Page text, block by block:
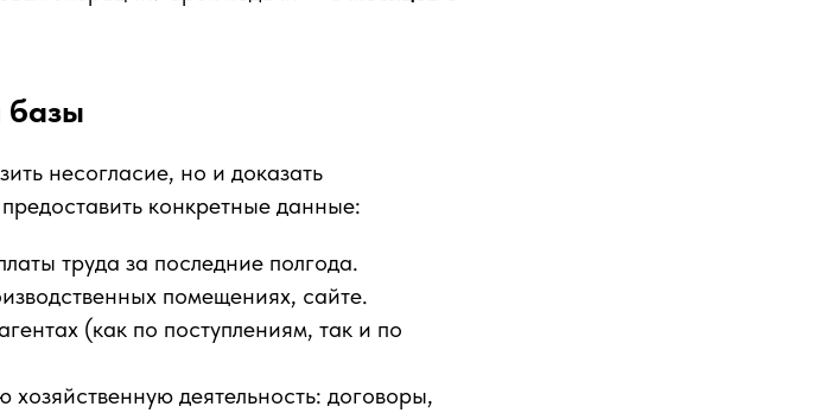
базы
несогласие, но и доказать
конкретные данные:
труда за последние полгода.
помещениях, сайте.
(как по поступлениям, так и по
деятельность: договоры,